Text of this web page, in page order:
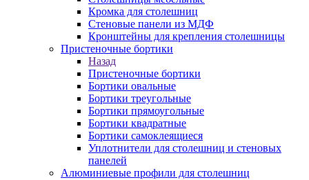
Кромка для столешниц
Стеновые панели из МДФ
Кронштейны для крепления столешницы
Пристеночные бортики
Назад
Пристеночные бортики
Бортики овальные
Бортики треугольные
Бортики прямоугольные
Бортики квадратные
Бортики самоклеящиеся
Уплотнители для столешниц и стеновых
панелей
Алюминиевые профили для столешниц